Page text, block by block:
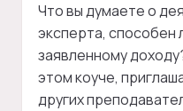
Что вы думаете о
эксперта, способен
заявленному
этом коуче,
других